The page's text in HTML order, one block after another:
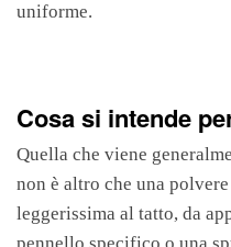
uniforme.
Cosa si intende
Quella che viene
non è altro che una
leggerissima al tatto, da